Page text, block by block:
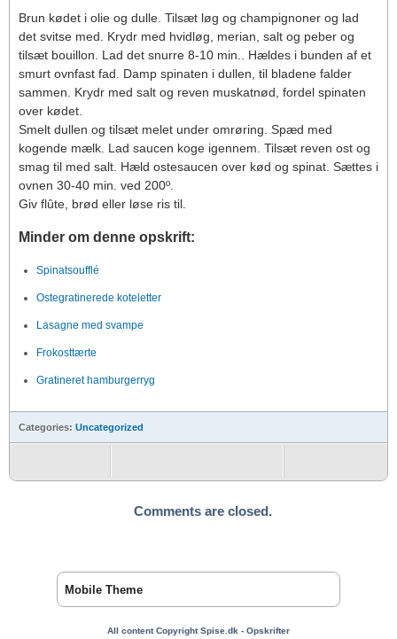
Brun kødet i olie og dulle. Tilsæt løg og champignoner og lad
det svitse med. Krydr med hvidløg, merian, salt og peber og
tilsæt bouillon. Lad det snurre 8-10 min.. Hældes i bunden af et
smurt ovnfast fad. Damp spinaten i dullen, til bladene falder
sammen. Krydr med salt og reven muskatnød, fordel spinaten
over kødet.
Smelt dullen og tilsæt melet under omrøring. Spæd med
kogende mælk. Lad saucen koge igennem. Tilsæt reven ost og
smag til med salt. Hæld ostesaucen over kød og spinat. Sættes i
ovnen 30-40 min. ved 200º.
Giv flûte, brød eller løse ris til.
Minder om denne opskrift:
Spinatsoufflé
Ostegratinerede koteletter
Lasagne med svampe
Frokosttærte
Gratineret hamburgerryg
Categories: Uncategorized
Comments are closed.
Mobile Theme
All content Copyright Spise.dk - Opskrifter